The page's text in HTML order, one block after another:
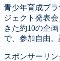
MENU
韮崎エリ
ズームア
青少年育成プ
ジェクト発表
きた約10の企
で、参加自由
スポンサーリン